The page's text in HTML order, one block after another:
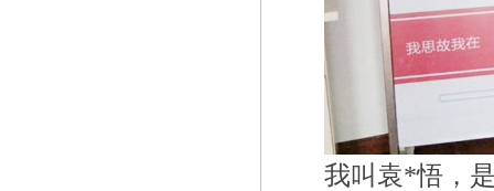
我叫袁*悟，